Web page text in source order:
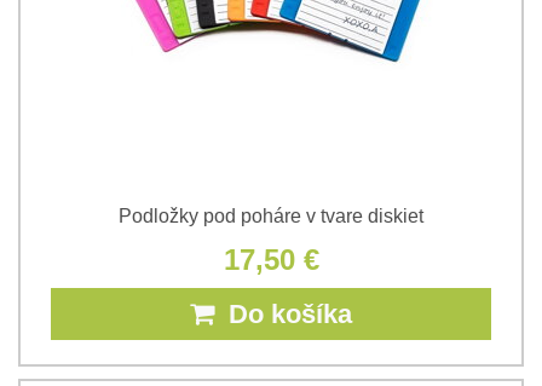
Podložky pod poháre v tvare diskiet
17,50 €
Do košíka